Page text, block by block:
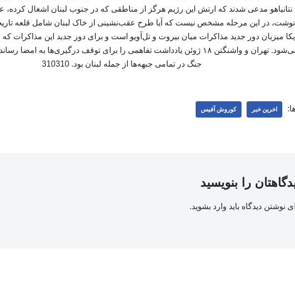
نتانیاهو مدعی شدند که ارتش این رژیم هرگز از مناطقی که در جنوب لبنان اشغال کرده،
در این مرحله مشخص نیست که آیا طرح عقب‌نشینی از خاک لبنان شامل قلعه
میزبان دور جدید مذاکرات میان بیروت و تل‌آویو است و برای دور جدید این مذاکرات
آماده می‌شود. تهران و واشنگتن ۱۸ ژوئن یادداشت تفاهمی را برای توقف درگیری‌ها به
جنگ در تمامی جبهه‌ها از جمله لبنان بود. 310310
اخرین خبر کوروش آفیس
را بنویسید
نوشتن دیدگاه باید وارد بشوید.